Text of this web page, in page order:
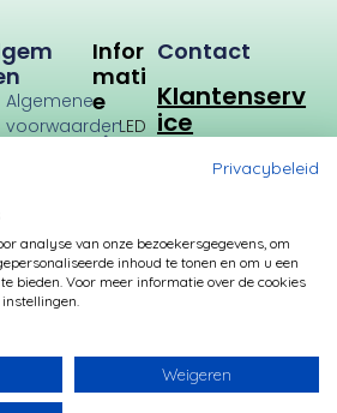
Infor
Mati
E
LED
Verbruik
Kleurtemperatuur
Algemene
voorwaarden
Privacybeleid
Betalingsmogelijkheden
Contact
Klantenserv
ice
Privacybeleid
analyse van onze bezoekersgegevens, om
inhoud te tonen en om u een
bieden. Voor meer informatie over de cookies
Weigeren